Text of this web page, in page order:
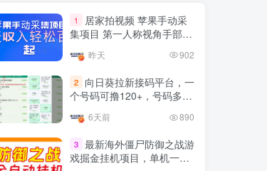
想做项目可以联系虎哥微信 虎哥一对一
解答并且远程视频教学
Google AdSense 新手接入
教程：虎哥手把手教你用网
站赚取美元收入
质博主！
4年前 1.5W+人已阅读
1
居家拍视频 苹果手动采
集项目 第一人称视角手部操
元起昨天 902
2
向日葵拉新接码平台，一
个号码可撸120+，号码多的
6天前 890
3 最新海外僵尸防御之战游
戏掘金挂机项目，单机一天